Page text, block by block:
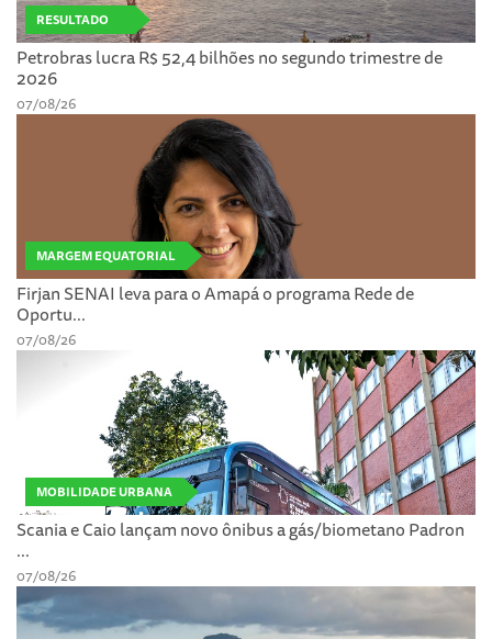
RESULTADO
Petrobras lucra R$ 52,4 bilhões no segundo trimestre de
2026
07/08/26
MARGEM EQUATORIAL
Firjan SENAI leva para o Amapá o programa Rede de
Oportu...
07/08/26
MOBILIDADE URBANA
Scania e Caio lançam novo ônibus a gás/biometano Padron
...
07/08/26